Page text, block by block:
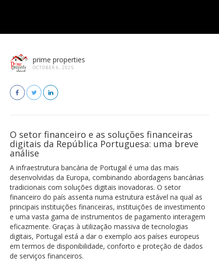
prime properties
OCTOBER 6, 2025
O setor financeiro e as soluções financeiras
digitais da República Portuguesa: uma breve
análise
A infraestrutura bancária de Portugal é uma das mais
desenvolvidas da Europa, combinando abordagens bancárias
tradicionais com soluções digitais inovadoras. O setor
financeiro do país assenta numa estrutura estável na qual as
principais instituições financeiras, instituições de investimento
e uma vasta gama de instrumentos de pagamento interagem
eficazmente. Graças à utilização massiva de tecnologias
digitais, Portugal está a dar o exemplo aos países europeus
em termos de disponibilidade, conforto e proteção de dados
de serviços financeiros.